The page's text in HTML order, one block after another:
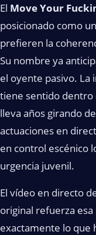
El Move Your
posicionado como
prefieren la
Su nombre ya
el oyente pasivo. La
tiene sentido dentro
lleva años girando
actuaciones en
en control escénico
urgencia juvenil.
El vídeo en directo
original refuerza
exactamente lo que